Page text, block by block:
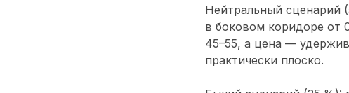
Нейтральный сценарий
в боковом коридоре от
45–55, а цена —
практически плоско.